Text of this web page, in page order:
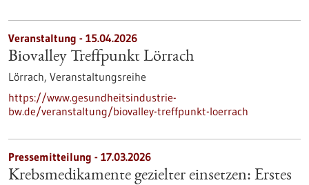
Veranstaltung - 15.04.2026
Biovalley Treffpunkt Lörrach
Lörrach, Veranstaltungsreihe
https://www.gesundheitsindustrie-
bw.de/veranstaltung/biovalley-treffpunkt-loerrach
Pressemitteilung - 17.03.2026
Krebsmedikamente gezielter einsetzen: Erstes